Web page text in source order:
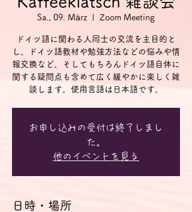
Sa., 09. März Zoom Meeting
ドイツ語に関わる人同士の交流を主目的と
し、ドイツ語教材や勉強方法などの悩みや情
報交換など、そしてもちろんドイツ語自体に
関する疑問点も含めて広く緩やかに楽しく雑
談します。使用言語は日本語です。
お申し込みの受付は終了しまし
た。
他のイベントを見る
日時・場所